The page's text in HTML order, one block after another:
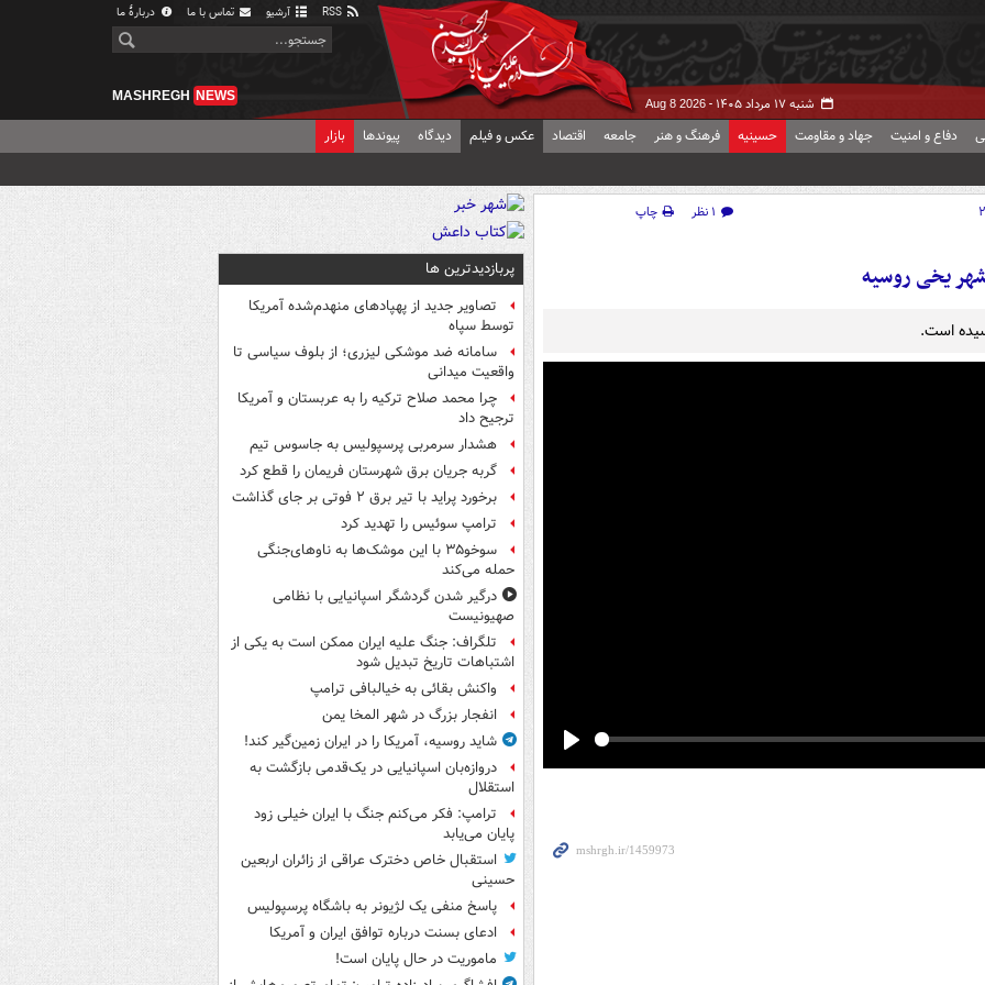
آرشیو تماس با ما دربارهٔ ما
شنبه ۱۷ مرداد ۱۴۰۵ - Aug 8 2026
MASHREGH NEWS
دفاع و امنیت جهاد و مقاومت حسینیه فرهنگ و هنر جامعه اقتصاد عکس و فیلم دیدگاه پیوندها بازار
۱ نظر
چاپ
یخی روسیه پربازدیدترین ها
تصاویر جدید از پهپادهای منهدم‌شده آمریکا
توسط سپاه
سامانه ضد موشکی لیزری؛ از بلوف سیاسی تا
واقعیت میدانی
چرا محمد صلاح ترکیه را به عربستان و آمریکا
ترجیح داد
هشدار سرمربی پرسپولیس به جاسوس تیم
گربه جریان برق شهرستان فریمان را قطع کرد
برخورد پراید با تیر برق ۲ فوتی بر جای گذاشت
ترامپ سوئیس را تهدید کرد
سوخو۳۵ با این موشک‌ها به ناوهای‌جنگی
حمله می‌کند
درگیر شدن گردشگر اسپانیایی با نظامی
صهیونیست
تلگراف: جنگ علیه ایران ممکن است به یکی از
اشتباهات تاریخ تبدیل شود
واکنش بقائی به خیالبافی ترامپ
انفجار بزرگ در شهر المخا یمن
شاید روسیه، آمریکا را در ایران زمین‌گیر کند!
دروازه‌بان اسپانیایی در یک‌قدمی بازگشت به
استقلال
ترامپ: فکر می‌کنم جنگ با ایران خیلی زود
پایان می‌یابد
استقبال خاص دخترک عراقی از زائران اربعین
حسینی
پاسخ منفی یک لژیونر به باشگاه پرسپولیس
ادعای بسنت درباره توافق ایران و آمریکا
ماموریت در حال پایان است!